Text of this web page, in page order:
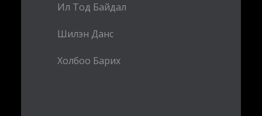
Ил Тод Байдал
Шилэн Данс
Холбоо Барих